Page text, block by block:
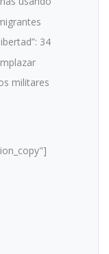
34
militares